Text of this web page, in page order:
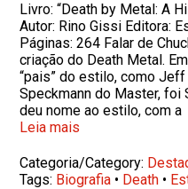
Livro: “Death by Metal: A
Autor: Rino Gissi Editora:
Páginas: 264 Falar de
criação do Death Metal.
“pais” do estilo, como
Speckmann do Master, foi
deu nome ao estilo, com a
Leia mais
Categoria/Category:
Tags: Biografia • Death •